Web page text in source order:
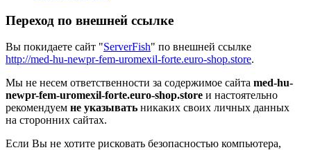
Переход по внешней ссылке
Вы покидаете сайт "ServerFish" по внешней ссылке
http://med-hu-newpr-fem-uromexil-forte.euro-shop.store.
Мы не несем ответственности за содержимое сайта med-hu-
newpr-fem-uromexil-forte.euro-shop.store и настоятельно
рекомендуем не указывать никаких своих личных данных
на сторонних сайтах.
Если Вы не хотите рисковать безопасностью компьютера,